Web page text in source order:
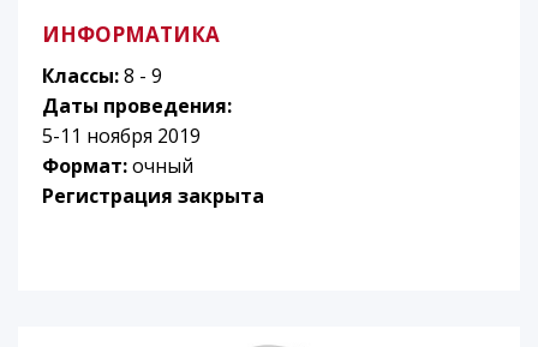
ИНФОРМАТИКА
Классы:8 - 9
Даты проведения:
5-11 ноября 2019
Формат:очный
Регистрация закрыта